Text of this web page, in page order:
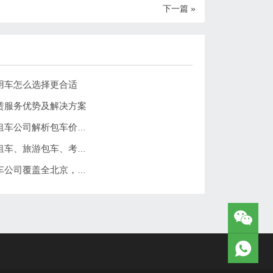
下一篇 »
车怎么选择更合适
服务优势及解决方案
北京带司机租车一天多少钱？北京分众租车公司解析包车价格与服务优势
北京分众租车公司服务案例分享：商务租车、旅游包车、考斯特、中巴车及企业长期用车解决方案
北京汽车租赁公司哪家近？北京分众租车公司覆盖全北京，提供就近上门租车服务